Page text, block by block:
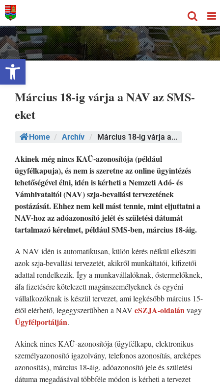
Eszköztár megnyitása
Kihagyás
Március 18-ig várja a NAV az SMS-
eket
Home / Archív / Március 18-ig várja a...
Akinek még nincs KAÜ-azonosítója (például
ügyfélkapuja), és nem is szeretne az online ügyintézés
lehetőségével élni, idén is kérheti a Nemzeti Adó- és
Vámhivataltól (NAV) szja-bevallási tervezetének
postázását. Ehhez nem kell mást tennie, mint eljuttatni a
NAV-hoz az adóazonosító jelét és születési dátumát
tartalmazó kérelmet, például SMS-ben, március 18-áig.
A NAV idén is automatikusan, külön kérés nélkül elkészíti
azok szja-bevallási tervezetét, akikről munkáltatói, kifizetői
adattal rendelkezik. Így a munkavállalóknak, őstermelőknek,
áfa fizetésére kötelezett magánszemélyeknek és egyéni
vállalkozóknak is készül tervezet, ami legkésőbb március 15-
étől elérhető, legegyszerűbben a NAV eSZJA-oldalánvagy
Ügyfélportálján.
Akinek nincs KAÜ-azonosítója (ügyfélkapu, elektronikus
személyazonosító igazolvány, telefonos azonosítás, arcképes
azonosítás), március 18-áig, adóazonosító jele és születési
dátuma megadásával többféle módon is kérheti a tervezet